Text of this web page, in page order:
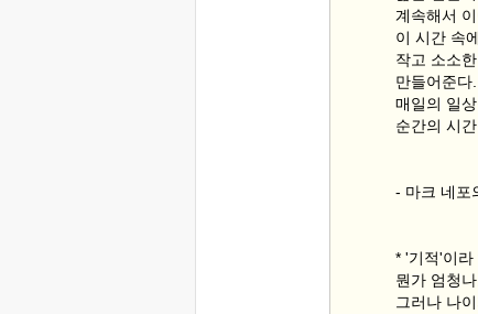
계속해서
이 시간 속
작고 소소
만들어준다
매일의 일
순간의 시
- 마크 네포
* '기적'이라
뭔가 엄청
그러나 나